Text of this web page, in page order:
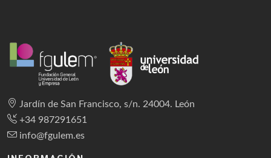
Jardín de San Francisco, s/n. 24004. León
+34 987291651
info@fgulem.es